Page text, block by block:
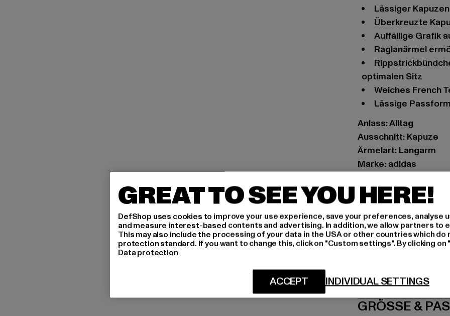
Lässiger
Überkreuzte
Auffällige Grafik
Raglanärmel
Rippstrickbündchen an Hüft- und Armabschluss sorgen für einen
optimalen Sitz
Weiches
Lässige Passform
Anlass: Alltag
Ausschnitt: Kapuze
Ärmelart: Langarm
Marke: adidas
Farbe: schwarz
Hersteller Farbe:
Art.Nr: HI5264-05604
GRÖSSE
GREAT TO SEE YOU HERE!
DefShop uses cookies to improve your use experience, save your preferences, analyse
and measure interest-based contents and advertising. In addition, we allow partners to
This may also include the processing of your data in the USA or other countries which do
protection standard. If you want to change this, click on "Custom settings". By clicking
Data protection
INDIVIDUAL SETTINGS
ACCEPT